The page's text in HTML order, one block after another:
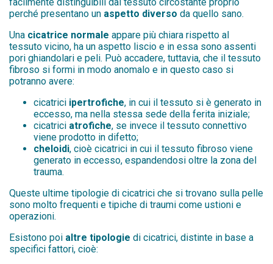
perché presentano un aspetto diverso da quello sano.
Una cicatrice normale appare più chiara rispetto al
tessuto vicino, ha un aspetto liscio e in essa sono assenti
pori ghiandolari e peli. Può accadere, tuttavia, che il tessuto
fibroso si formi in modo anomalo e in questo caso si
potranno avere:
cicatrici ipertrofiche, in cui il tessuto si è generato in
eccesso, ma nella stessa sede della ferita iniziale;
cicatrici atrofiche, se invece il tessuto connettivo
viene prodotto in difetto;
cheloidi, cioè cicatrici in cui il tessuto fibroso viene
generato in eccesso, espandendosi oltre la zona del
trauma.
Queste ultime tipologie di cicatrici che si trovano sulla pelle
sono molto frequenti e tipiche di traumi come ustioni e
operazioni.
Esistono poi altre tipologie di cicatrici, distinte in base a
specifici fattori, cioè: